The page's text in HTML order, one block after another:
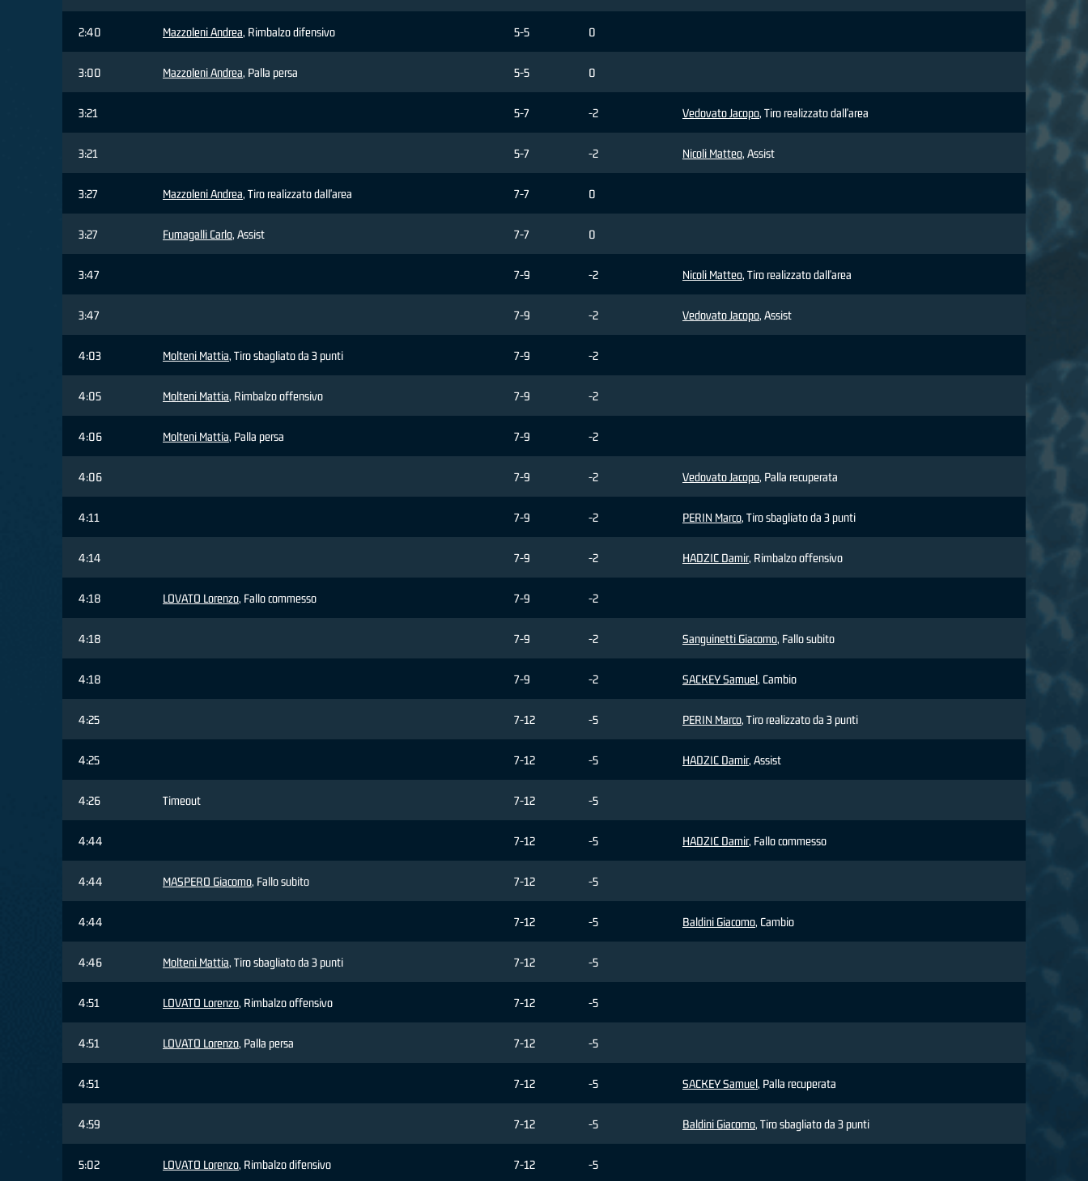
2:40 Mazzoleni Andrea, Rimbalzo difensivo 5-5 0
3:00 Mazzoleni Andrea, Palla persa 5-5 0
3:21 5-7 -2 Vedovato Jacopo, Tiro realizzato dall'area
3:21 5-7 -2 Nicoli Matteo, Assist
3:27 Mazzoleni Andrea, Tiro realizzato dall'area 7-7 0
3:27 Fumagalli Carlo, Assist 7-7 0
3:47 7-9 -2 Nicoli Matteo, Tiro realizzato dall'area
3:47 7-9 -2 Vedovato Jacopo, Assist
4:03 Molteni Mattia, Tiro sbagliato da 3 punti 7-9 -2
4:05 Molteni Mattia, Rimbalzo offensivo 7-9 -2
4:06 Molteni Mattia, Palla persa 7-9 -2
4:06 7-9 -2 Vedovato Jacopo, Palla recuperata
4:11 7-9 -2 PERIN Marco, Tiro sbagliato da 3 punti
4:14 7-9 -2 HADZIC Damir, Rimbalzo offensivo
4:18 LOVATO Lorenzo, Fallo commesso 7-9 -2
4:18 7-9 -2 Sanguinetti Giacomo, Fallo subito
4:18 7-9 -2 SACKEY Samuel, Cambio
4:25 7-12 -5 PERIN Marco, Tiro realizzato da 3 punti
4:25 7-12 -5 HADZIC Damir, Assist
4:26 Timeout 7-12 -5
4:44 7-12 -5 HADZIC Damir, Fallo commesso
4:44 MASPERO Giacomo, Fallo subito 7-12 -5
4:44 7-12 -5 Baldini Giacomo, Cambio
4:46 Molteni Mattia, Tiro sbagliato da 3 punti 7-12 -5
4:51 LOVATO Lorenzo, Rimbalzo offensivo 7-12 -5
4:51 LOVATO Lorenzo, Palla persa 7-12 -5
4:51 7-12 -5 SACKEY Samuel, Palla recuperata
4:59 7-12 -5 Baldini Giacomo, Tiro sbagliato da 3 punti
5:02 LOVATO Lorenzo, Rimbalzo difensivo 7-12 -5